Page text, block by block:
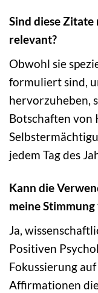
Sind diese
relevant?
Obwohl sie
formuliert sind,
hervorzuheben,
Botschaften von
jedem Tag des
Kann die
meine Stimmung
Ja,
Positiven
Fokussierung
Affirmationen